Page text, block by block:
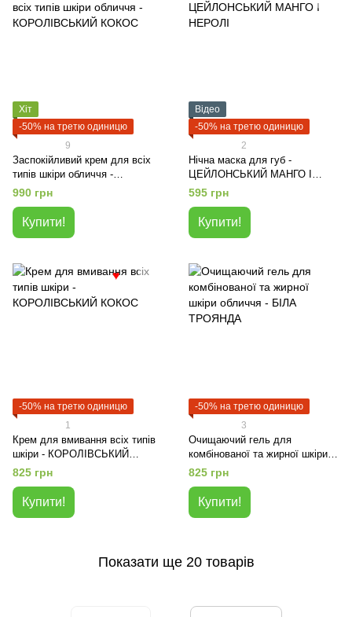
Хіт
-50% на третю одиницю
9
Заспокійливий крем для всіх
типів шкіри обличчя -
КОРОЛІВСЬКИЙ КОКОС
990 грн
Купити!
Відео
-50% на третю одиницю
2
Нічна маска для губ -
ЦЕЙЛОНСЬКИЙ МАНГО І
НЕРОЛІ
595 грн
Купити!
-50% на третю одиницю
1
Крем для вмивання всіх типів
шкіри - КОРОЛІВСЬКИЙ
КОКОС
825 грн
Купити!
-50% на третю одиницю
3
Очищаючий гель для
комбінованої та жирної шкіри
825 грн
Купити!
Показати ще 20 товарів
♥
♥